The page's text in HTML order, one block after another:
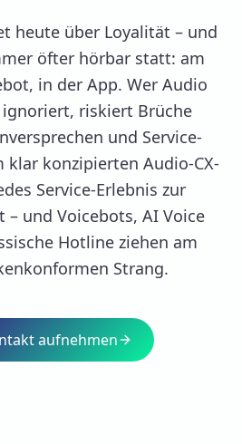
heute über Loyalität – und
öfter hörbar statt: am
in der App. Wer Audio
ignoriert, riskiert Brüche
und Service-
klar konzipierten Audio-CX-
Service-Erlebnis zur
– und Voicebots, AI Voice
Hotline ziehen am
Strang.
aufnehmen